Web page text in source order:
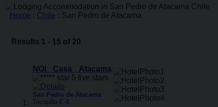
Home : Chile : San Pedro de Atacama
Results 1 - 15 of 20
NOI Casa Atacama
San Pedro de Atacama:
Tocopilla E-8